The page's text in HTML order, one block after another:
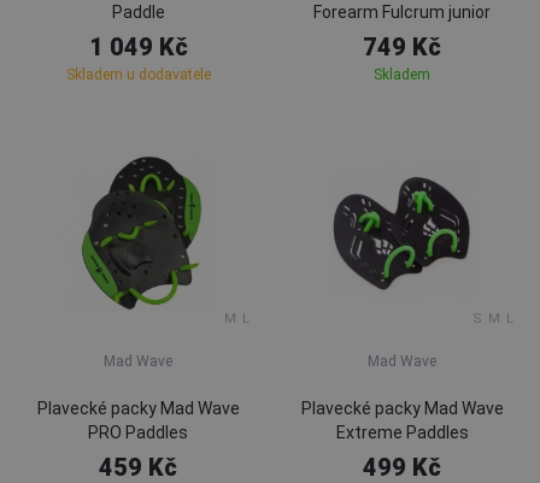
Paddle
1 049 Kč
Skladem u dodavatele
Forearm Fulcrum junior
749 Kč
Skladem
M L
Mad Wave
Plavecké packy Mad Wave
PRO Paddles
459 Kč
S M L
Mad Wave
Plavecké packy Mad Wave
Extreme Paddles
499 Kč